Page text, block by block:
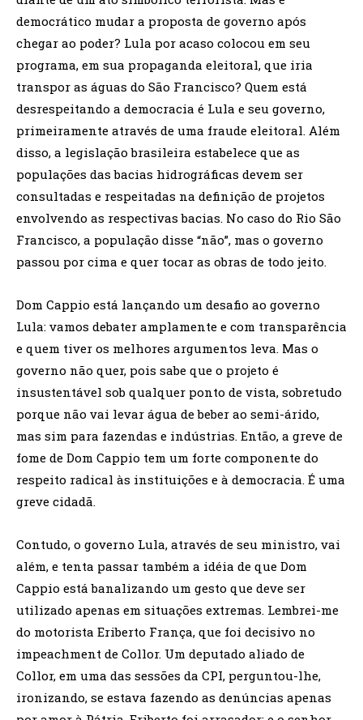
democrático mudar a proposta de governo após
chegar ao poder? Lula por acaso colocou em seu
programa, em sua propaganda eleitoral, que iria
transpor as águas do São Francis­co? Quem está
desrespeitando a democracia é Lula e seu governo,
primeiramente através de uma fraude eleitoral. Além
disso, a legis­lação brasileira estabelece que as
populações das bacias hidrográ­ficas devem ser
consultadas e respeitadas na definição de projetos
envolvendo as respectivas bacias. No caso do Rio São
Francisco, a população disse “não”, mas o governo
passou por cima e quer tocar as obras de todo jeito.
Dom Cappio está lançando um desafio ao governo
Lula: vamos debater amplamente e com transparência
e quem tiver os melhores argumentos leva. Mas o
governo não quer, pois sabe que o projeto é
insustentável sob qualquer ponto de vista, sobretudo
porque não vai levar água de beber ao semi-árido,
mas sim para fazendas e indústrias. Então, a greve de
fome de Dom Cappio tem um forte componente do
respeito radical às instituições e à democracia. É uma
greve cidadã.
Contudo, o governo Lula, através de seu ministro, vai
além, e tenta passar também a idéia de que Dom
Cappio está banalizando um gesto que deve ser
utilizado apenas em situações extremas. Lembrei-me
do motorista Eriberto França, que foi decisivo no
impeachment de Collor. Um deputado aliado de
Collor, em uma das sessões da CPI, perguntou-lhe,
ironizando, se estava fazendo as denúncias apenas